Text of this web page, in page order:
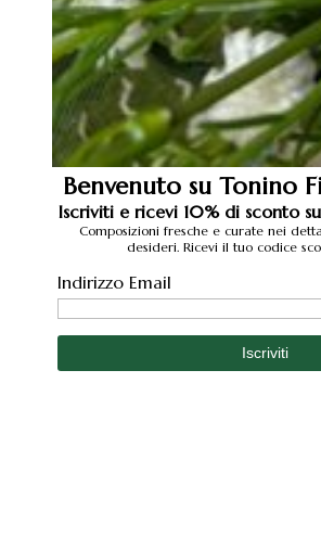
Benvenuto su Tonino
Iscriviti e ricevi 10% di sconto
Composizioni fresche e curate nei
desideri. Ricevi il tuo codice
Indirizzo Email